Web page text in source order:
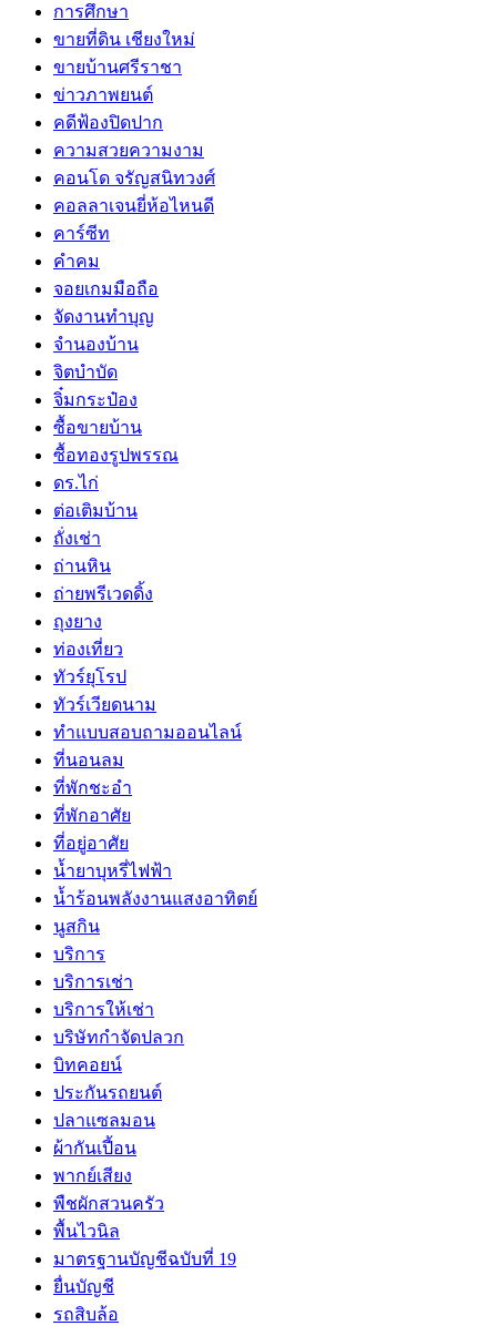
การศึกษา
ขายที่ดิน เชียงใหม่
ขายบ้านศรีราชา
ข่าวภาพยนต์
คดีฟ้องปิดปาก
ความสวยความงาม
คอนโด จรัญสนิทวงศ์
คอลลาเจนยี่ห้อไหนดี
คาร์ซีท
คำคม
จอยเกมมือถือ
จัดงานทำบุญ
จำนองบ้าน
จิตบำบัด
จิ๋มกระป๋อง
ซื้อขายบ้าน
ซื้อทองรูปพรรณ
ดร.ไก่
ต่อเติมบ้าน
ถั่งเช่า
ถ่านหิน
ถ่ายพรีเวดดิ้ง
ถุงยาง
ท่องเที่ยว
ทัวร์ยุโรป
ทัวร์เวียดนาม
ทำแบบสอบถามออนไลน์
ที่นอนลม
ที่พักชะอำ
ที่พักอาศัย
ที่อยู่อาศัย
น้ำยาบุหรี่ไฟฟ้า
น้ำร้อนพลังงานแสงอาทิตย์
นูสกิน
บริการ
บริการเช่า
บริการให้เช่า
บริษัทกำจัดปลวก
บิทคอยน์
ประกันรถยนต์
ปลาแซลมอน
ผ้ากันเปี้อน
พากย์เสียง
พืชผักสวนครัว
พื้นไวนิล
มาตรฐานบัญชีฉบับที่ 19
ยื่นบัญชี
รถสิบล้อ